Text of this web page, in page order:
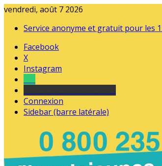
vendredi, août 7 2026
Service anonyme et gratuit pour les
Facebook
X
Instagram
Connexion
Sidebar (barre latérale)